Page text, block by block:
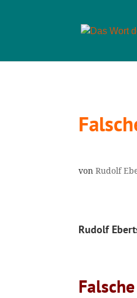
vonRudolf
Rudolf